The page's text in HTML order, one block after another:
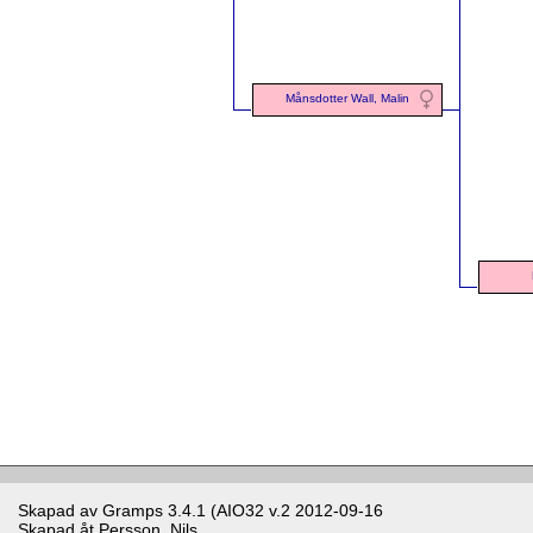
Månsdotter Wall, Malin
Skapad av Gramps 3.4.1 (AIO32 v.2 2012-09-16